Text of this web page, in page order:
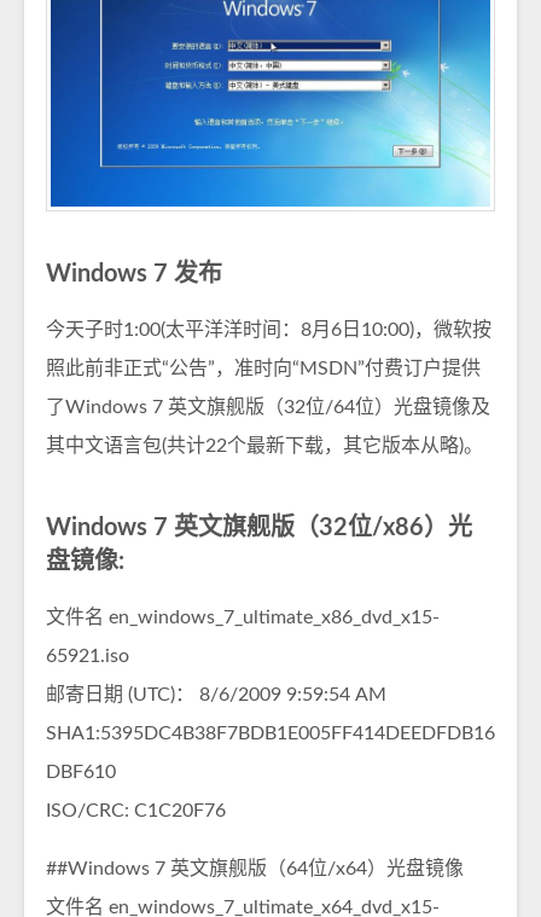
Windows 7 发布
今天子时1:00(太平洋洋时间：8月6日10:00)，微软按
照此前非正式“公告”，准时向“MSDN”付费订户提供
了Windows 7 英文旗舰版（32位/64位）光盘镜像及
其中文语言包(共计22个最新下载，其它版本从略)。­
Windows 7 英文旗舰版（32位/x86）光
盘镜像:­
文件名 en_windows_7_ultimate_x86_dvd_x15-
65921.iso
邮寄日期 (UTC)： 8/6/2009 9:59:54 AM
SHA1:5395DC4B38F7BDB1E005FF414DEEDFDB16
DBF610
ISO/CRC: C1C20F76­
##Windows 7 英文旗舰版（64位/x64）光盘镜像
文件名 en_windows_7_ultimate_x64_dvd_x15-